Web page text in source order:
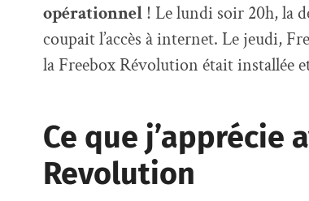
opérationnel ! Le lundi soir 20h, la
coupait l’accès à internet. Le jeudi,
la Freebox Révolution était installée
Ce que j’apprécie
Revolution